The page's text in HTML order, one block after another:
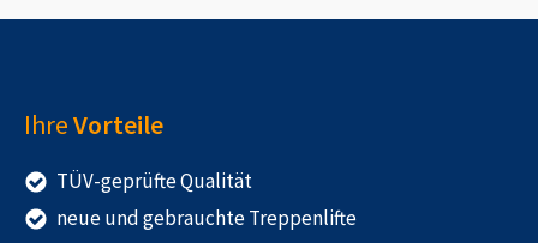
IhreVorteile
TÜV-geprüfte Qualität
neue und gebrauchte Treppenlifte